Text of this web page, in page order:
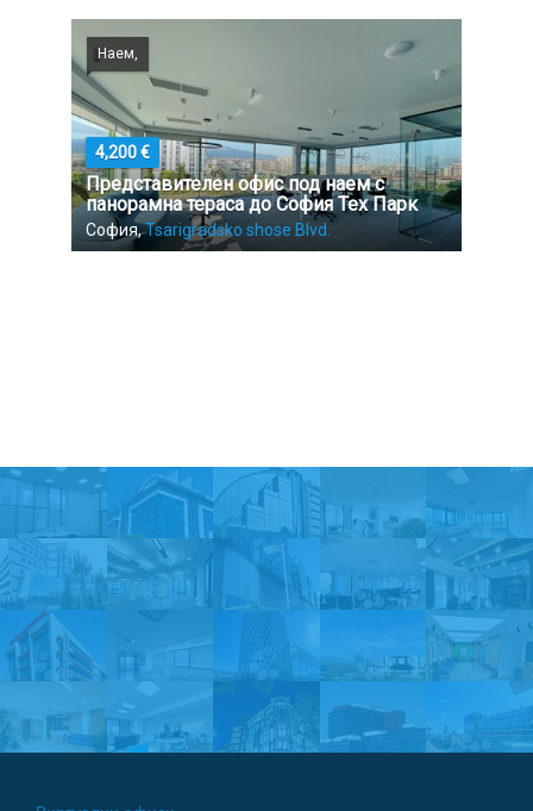
Наем,
4,200 €
Представителен офис под наем с
панорамна тераса до София Тех Парк
София,Tsarigradsko shose Blvd.